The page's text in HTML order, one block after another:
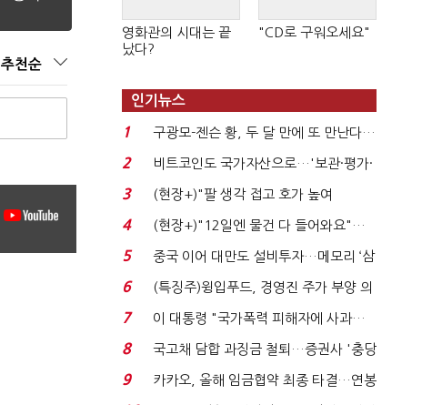
추천순
영화관의 시대는 끝
났다?
"CD로 구워오세요"
인기뉴스
1
구광모-젠슨 황, 두 달 만에 또 만난다…
로봇·AI 등 논...
2
비트코인도 국가자산으로…'보관·평가·
처분' 기준은 ...
3
(현장+)"팔 생각 접고 호가 높여
요"…'덜 똘똘한 한 채' 20...
4
(현장+)"12일엔 물건 다 들어와요"…
빈 매대 채우며 문 연 ...
5
중국 이어 대만도 설비투자…메모리 ‘삼
국전쟁’
6
(특징주)윙입푸드, 경영진 주가 부양 의
지에 상한가...
7
이 대통령 "국가폭력 피해자에 사과…
적극적 조사로 진...
8
국고채 담합 과징금 철퇴…증권사 '충당
금 폭탄' 우려...
9
카카오, 올해 임금협약 최종 타결…연봉